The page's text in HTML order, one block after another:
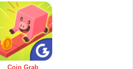
Coin Grab